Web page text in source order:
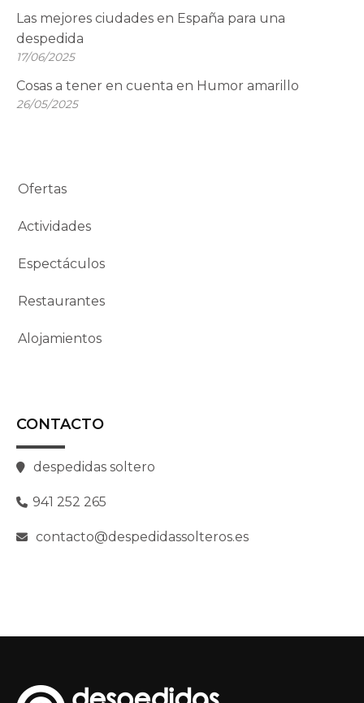
Las mejores ciudades en España para una
despedida
17/06/2025
Cosas a tener en cuenta en Humor amarillo
26/05/2025
Ofertas
Actividades
Espectáculos
Restaurantes
Alojamientos
CONTACTO
despedidas soltero
941 252 265
contacto@despedidassolteros.es